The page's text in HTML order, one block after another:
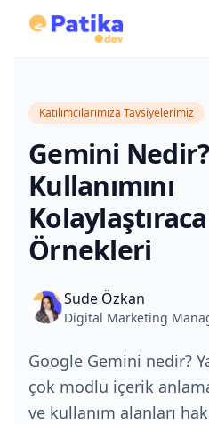
Katılımcılarımıza Tavsiyelerimiz
Gemini
Kullanımını
Örnekleri
Sude Özkan
Digital Marketing
Google Gemini nedir?
çok modlu içerik
ve kullanım alanları